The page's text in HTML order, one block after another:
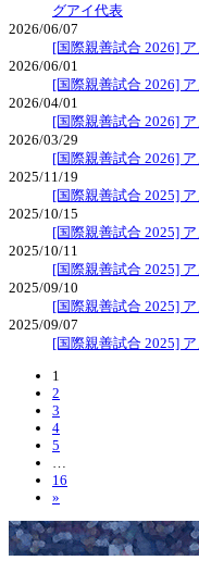
グアイ代表
2026/06/07
[国際親善試合 2026]
2026/06/01
[国際親善試合 2026]
2026/04/01
[国際親善試合 2026]
2026/03/29
[国際親善試合 2026]
2025/11/19
[国際親善試合 2025]
2025/10/15
[国際親善試合 2025]
2025/10/11
[国際親善試合 2025]
2025/09/10
[国際親善試合 2025]
2025/09/07
[国際親善試合 2025]
1
2
3
4
5
16
»